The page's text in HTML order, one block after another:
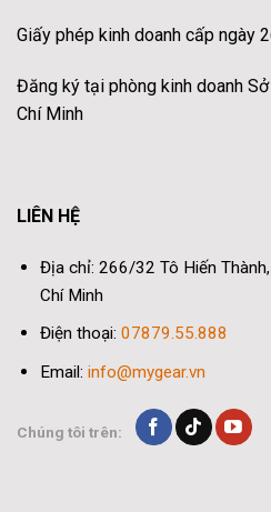
Giấy phép kinh doanh cấp ngày
Đăng ký tại phòng kinh doanh
Chí Minh
LIÊN HỆ
Địa chỉ: 266/32 Tô Hiến
Chí Minh
Điện thoại: 07879.55.888
Email: info@mygear.vn
Chúng tôi trên: